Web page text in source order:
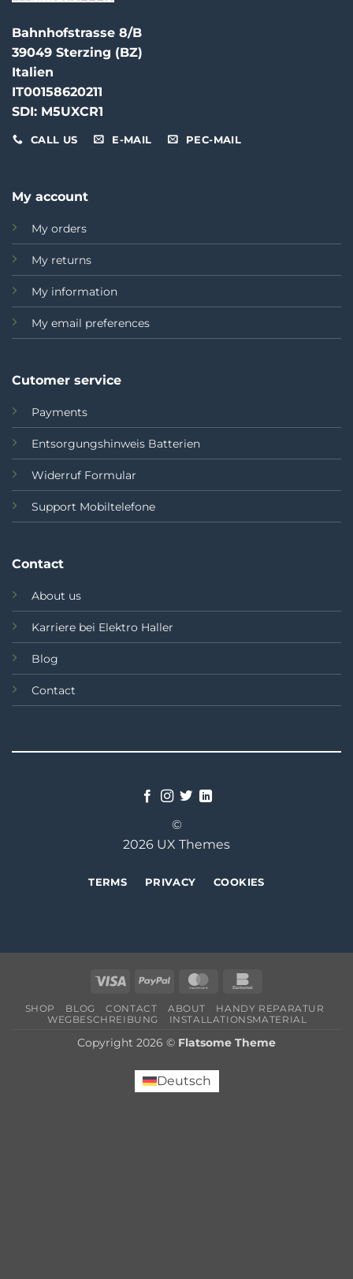
Bahnhofstrasse 8/B
39049 Sterzing (BZ)
Italien
IT00158620211
SDI: M5UXCR1
CALL US E-MAIL PEC-MAIL
My account
My orders
My returns
My information
My email preferences
Cutomer service
Payments
Entsorgungshinweis Batterien
Widerruf Formular
Support Mobiltelefone
Contact
About us
Karriere bei Elektro Haller
Blog
Contact
©
2026 UX Themes
TERMS PRIVACY COOKIES
Visa PayPal MasterCard
SHOP BLOG CONTACT ABOUT
HANDY REPARATUR
WEGBESCHREIBUNG
INSTALLATIONSMATERIAL
Copyright 2026 © Flatsome Theme
Deutsch